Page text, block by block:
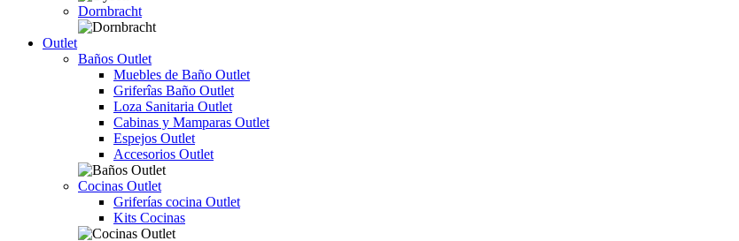
Dornbracht
Outlet
Baños Outlet
Muebles de Baño Outlet
Griferîas Baño Outlet
Loza Sanitaria Outlet
Cabinas y Mamparas Outlet
Espejos Outlet
Accesorios Outlet
Cocinas Outlet
Griferías cocina Outlet
Kits Cocinas